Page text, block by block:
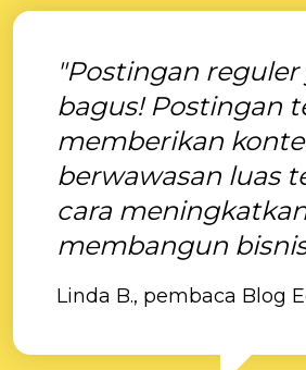
"Postingan reguler
bagus! Postingan
memberikan
berwawasan luas
cara
membangun
Linda B., pembaca Blog